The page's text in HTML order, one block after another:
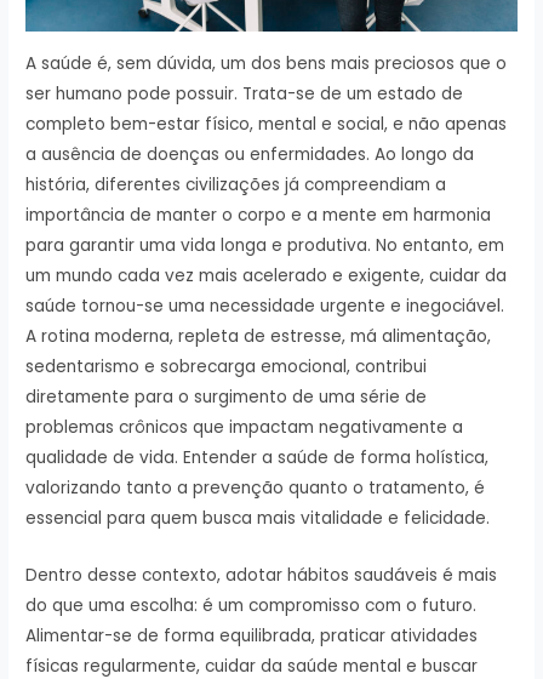
A saúde é, sem dúvida, um dos bens mais preciosos que o
ser humano pode possuir. Trata-se de um estado de
completo bem-estar físico, mental e social, e não apenas
a ausência de doenças ou enfermidades. Ao longo da
história, diferentes civilizações já compreendiam a
importância de manter o corpo e a mente em harmonia
para garantir uma vida longa e produtiva. No entanto, em
um mundo cada vez mais acelerado e exigente, cuidar da
saúde tornou-se uma necessidade urgente e inegociável.
A rotina moderna, repleta de estresse, má alimentação,
sedentarismo e sobrecarga emocional, contribui
diretamente para o surgimento de uma série de
problemas crônicos que impactam negativamente a
qualidade de vida. Entender a saúde de forma holística,
valorizando tanto a prevenção quanto o tratamento, é
essencial para quem busca mais vitalidade e felicidade.
Dentro desse contexto, adotar hábitos saudáveis é mais
do que uma escolha: é um compromisso com o futuro.
Alimentar-se de forma equilibrada, praticar atividades
físicas regularmente, cuidar da saúde mental e buscar